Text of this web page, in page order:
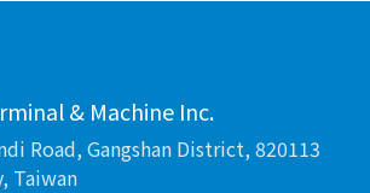
& Machine Inc.
Road, Gangshan District, 820113
Taiwan